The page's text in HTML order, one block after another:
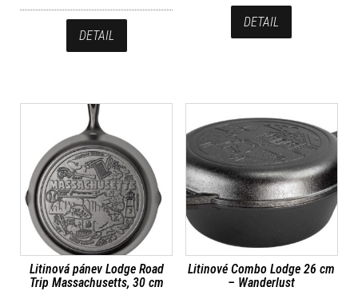
DETAIL
DETAIL
Litinová pánev Lodge Road
Trip Massachusetts, 30 cm
Litinové Combo Lodge 26 cm
– Wanderlust